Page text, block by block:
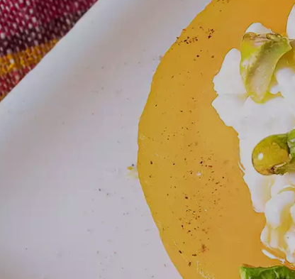
FACILES Y RAPIDAS